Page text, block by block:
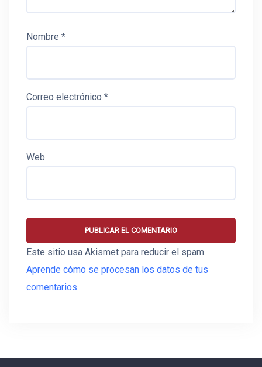
Nombre *
Correo electrónico *
Web
Este sitio usa Akismet para reducir el spam.
Aprende cómo se procesan los datos de tus
comentarios.